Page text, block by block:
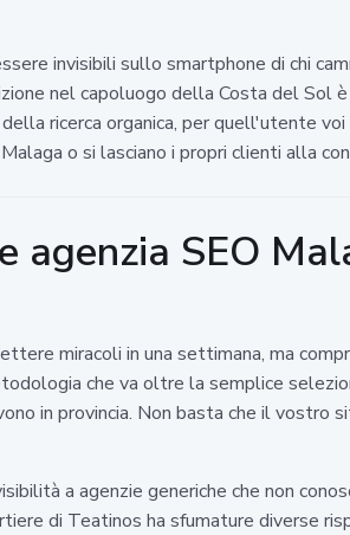
invisibili sullo smartphone di chi
nel capoluogo della Costa del Sol
ricerca organica, per quell'utente
o si lasciano i propri clienti alla
agenzia SEO
miracoli in una settimana, ma
che va oltre la semplice
in provincia. Non basta che il
a agenzie generiche che non
di Teatinos ha sfumature diverse